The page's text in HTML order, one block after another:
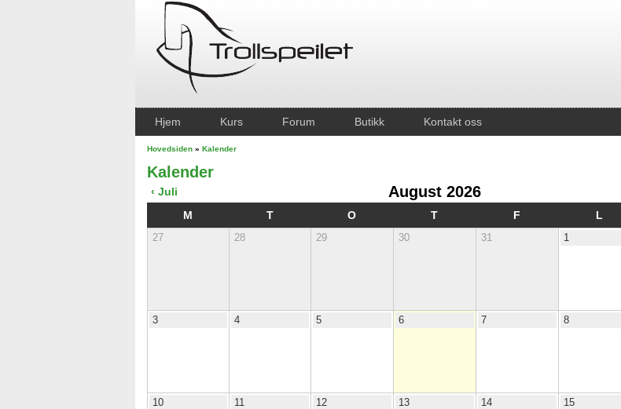
Hjem Kurs Forum Butikk Kontakt oss
Hovedsiden » Kalender
Kalender
‹ Juli August 2026
M
T O T F L
27 28 29 30 31 1
3 4 5 6 7 8
10 11 12 13 14 15